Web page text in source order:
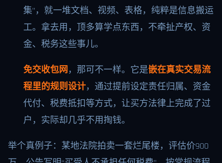
集”，就一堆文档、视频、表格，纯粹是信息搬运
工。拿去用，顶多算学点东西，不牵扯产权、资
金、税务这些事儿。
免交收包网，那可不一样。它是嵌在真实交易流
程里的规则设计，通过提前设定责任归属、资金
代付、税费抵扣等方式，让买方法律上完成了过
户，实际却几乎不用掏钱。
举个真例子：某地法院拍卖一套烂尾楼，评估价900